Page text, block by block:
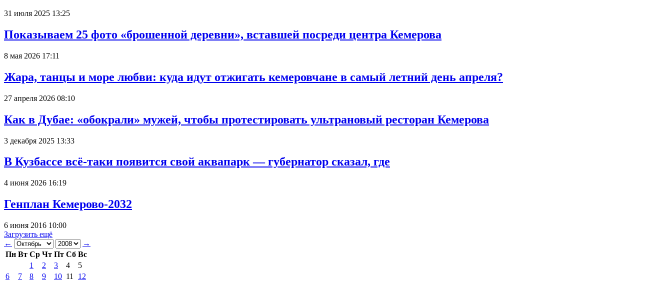
31 июля 2025 13:25
Показываем 25 фото «брошенной деревни», вставшей посреди центра Кемерова
8 мая 2026 17:11
Жара, танцы и море любви: куда идут отжигать кемеровчане в самый летний день апреля?
27 апреля 2026 08:10
Как в Дубае: «обокрали» мужей, чтобы протестировать ультрановый ресторан Кемерова
3 декабря 2025 13:33
В Кузбассе всё-таки появится свой аквапарк — губернатор сказал, где
4 июня 2026 16:19
Генплан Кемерово-2032
6 июня 2016 10:00
Загрузить ещё
←
→
Пн Вт Ср Чт Пт Сб Вс
1
2 3 4
5
6
7 8 9 10 11
12